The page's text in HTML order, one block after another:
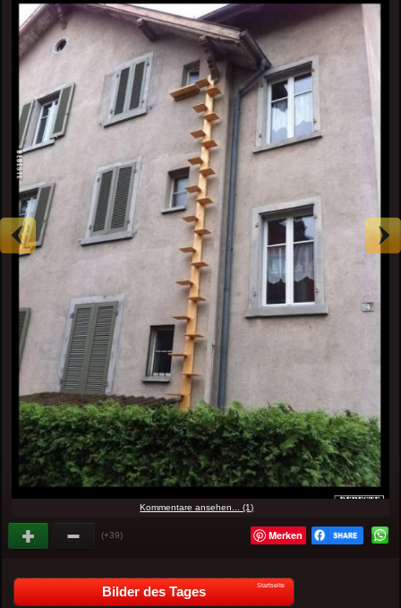
Kommentare ansehen... (1)
(+39) Merken
Bilder des Tages Startseite